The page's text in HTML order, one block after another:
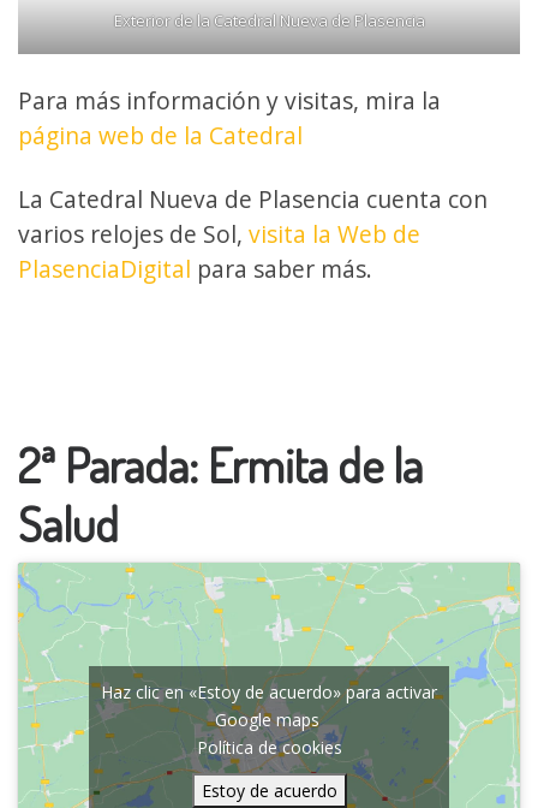
Exterior de la Catedral Nueva de Plasencia
Para más información y visitas, mira la
página web de la Catedral
La Catedral Nueva de Plasencia cuenta con
varios relojes de Sol, visita la Web de
PlasenciaDigital para saber más.
2ª Parada: Ermita de la
Salud
Haz clic en «Estoy de acuerdo» para activar
Google maps
Política de cookies
Estoy de acuerdo